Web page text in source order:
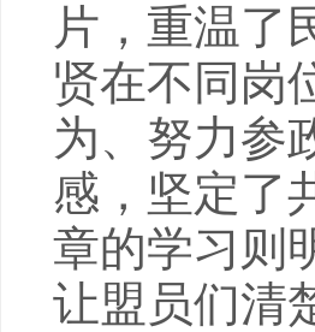
片，重温了
贤在不同岗
为、努力参
感，坚定了
章的学习则
让盟员们清